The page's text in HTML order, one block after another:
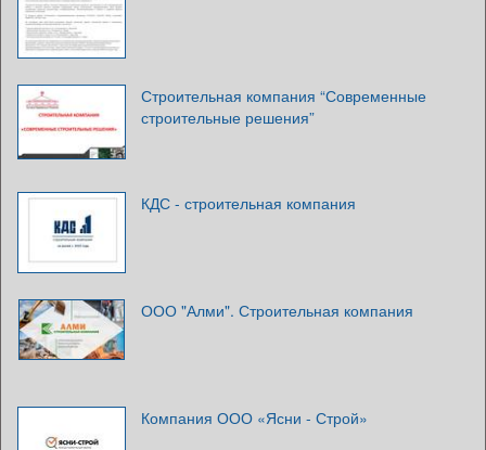
Строительная компания “Современные
строительные решения”
КДС - строительная компания
ООО "Алми". Строительная компания
Компания ООО «Ясни - Строй»